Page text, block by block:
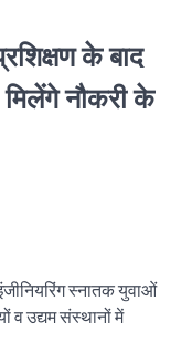
के बाद
नौकरी के
स्नातक युवाओं
व उद्यम संस्थानों में